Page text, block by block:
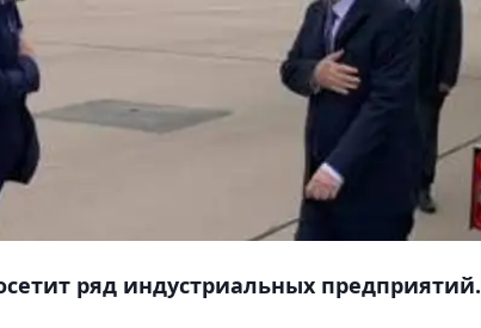
ряд индустриальных предприятий.